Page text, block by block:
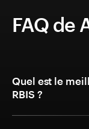
FAQ de
Quel est le
RBIS ?